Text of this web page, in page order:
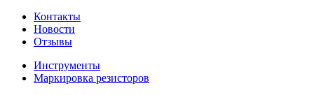
Контакты
Новости
Отзывы
Инструменты
Маркировка резисторов